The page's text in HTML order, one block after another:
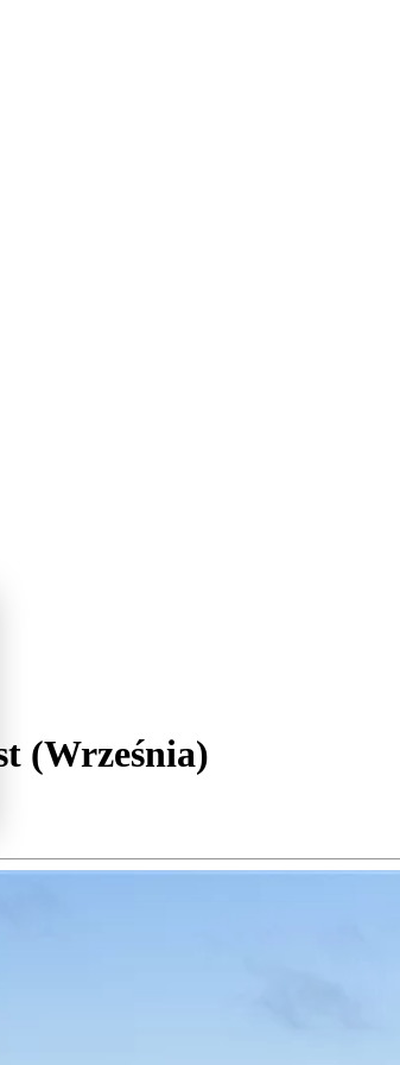
(Września)